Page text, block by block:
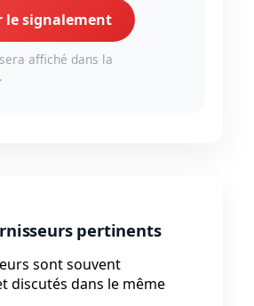
le signalement
affiché dans la
pertinents
sont souvent
discutés dans le même